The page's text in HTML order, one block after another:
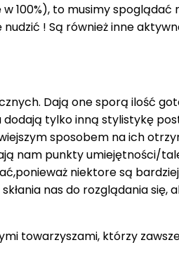
100%), to musimy
! Są również inne
Dają one sporą ilość
tylko inną stylistykę
sposobem na ich
nam punkty umiejętności/
niektore są
nas do rozglądania
towarzyszami, którzy